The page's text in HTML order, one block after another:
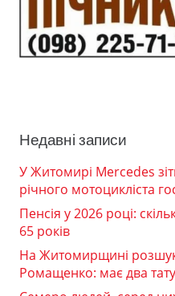
Недавні записи
У Житомирі Mercedes
річного мотоцикліста
Пенсія у 2026 році:
65 років
На Житомирщині
Ромащенко: має два